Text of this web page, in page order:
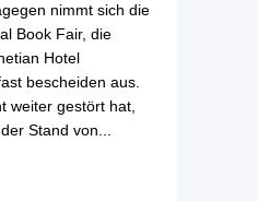
nimmt sich die
Book Fair, die
Hotel
bescheiden aus.
weiter gestört hat,
Stand von...